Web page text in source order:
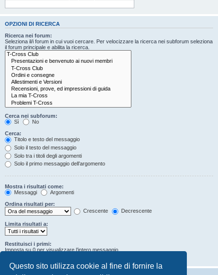
Questo sito utilizza cookie al fine di fornire la
OPZIONI DI RICERCA
Ricerca nei forum:
Seleziona il/i forum in cui vuoi cercare. Per velocizzare la ricerca nei subforum seleziona
il forum principale e abilita la ricerca.
Cerca nei subforum:
Sì
No
Cerca:
Titolo e testo del messaggio
Solo il testo del messaggio
Solo tra i titoli degli argomenti
Solo il primo messaggio dell’argomento
Mostra i risultati come:
Messaggi
Argomenti
Ordina risultati per:
Crescente
Decrescente
Limita risultati a:
Restituisci i primi:
Imposta su 0 per visualizzare l’intero messaggio.